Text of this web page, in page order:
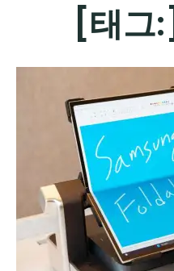
[태그:]